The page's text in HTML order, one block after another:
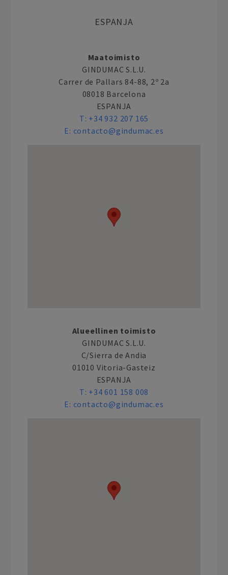
ESPANJA
Maatoimisto
GINDUMAC S.L.U.
Carrer de Pallars 84-88, 2º 2a
08018 Barcelona
ESPANJA
T: +34 932 207 165
E: contacto@gindumac.es
Alueellinen toimisto
GINDUMAC S.L.U.
C/Sierra de Andia
01010 Vitoria-Gasteiz
ESPANJA
T: +34 601 158 008
E: contacto@gindumac.es